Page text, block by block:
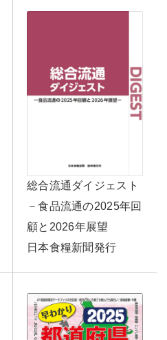
総合流通ダイジェスト
－食品流通の2025年回
顧と2026年展望
日本食糧新聞発行